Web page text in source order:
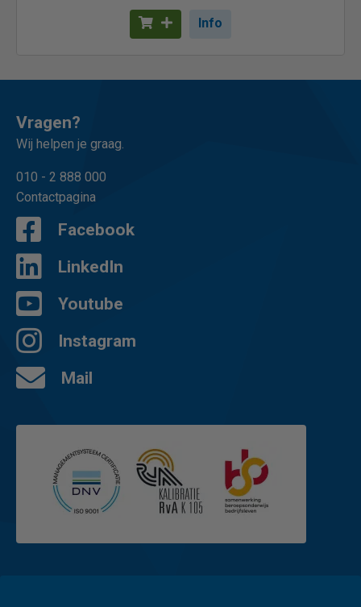
Info
Vragen?
Wij helpen je graag.
010 - 2 888 000
Contactpagina
Facebook
LinkedIn
Youtube
Instagram
Mail